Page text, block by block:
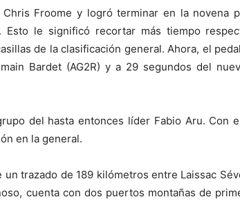
Froome y logró terminar en la novena
Esto le significó recortar más tiempo
de la clasificación general. Ahora, el
Bardet (AG2R) y a 29 segundos del
del hasta entonces líder Fabio Aru. Con
en la general.
un trazado de 189 kilómetros entre Laissac
cuenta con dos puertos montañas de